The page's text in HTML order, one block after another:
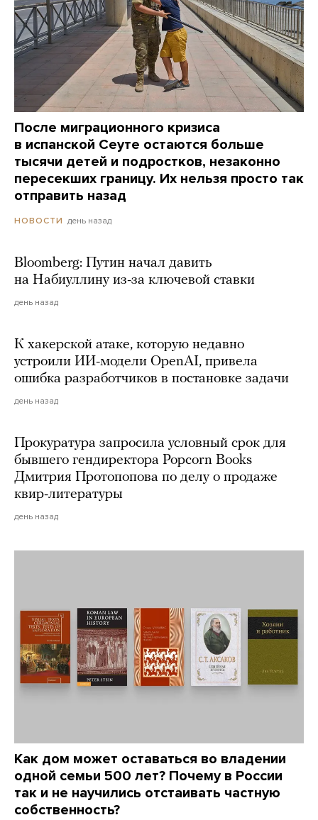
После миграционного кризиса
в испанской Сеуте остаются больше
тысячи детей и подростков, незаконно
пересекших границу. Их нельзя просто так
отправить назад
НОВОСТИ день назад
Bloomberg: Путин начал давить
на Набиуллину из-за ключевой ставки
день назад
К хакерской атаке, которую недавно
устроили ИИ-модели OpenAI, привела
ошибка разработчиков в постановке задачи
день назад
Прокуратура запросила условный срок для
бывшего гендиректора Popcorn Books
Дмитрия Протопопова по делу о продаже
квир-литературы
день назад
Как дом может оставаться во владении
одной семьи 500 лет? Почему в России
так и не научились отстаивать частную
собственность?